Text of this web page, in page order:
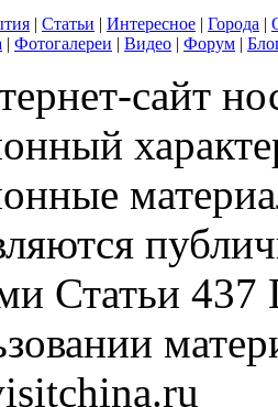
| Статьи | Интересное | Города |
| Фотогалереи | Видео | Форум |
сайт
Статьи 437